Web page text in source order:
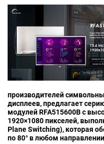
производителей
дисплеев, предлагает
модулей RFA515600B с
1920×1080 пикселей,
Plane Switching), которая
по 80° в любом